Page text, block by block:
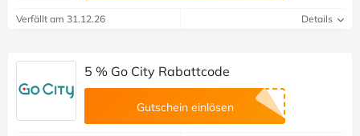
Verfällt am 31.12.26 Details
5 % Go City Rabattcode
Gutschein einlösen